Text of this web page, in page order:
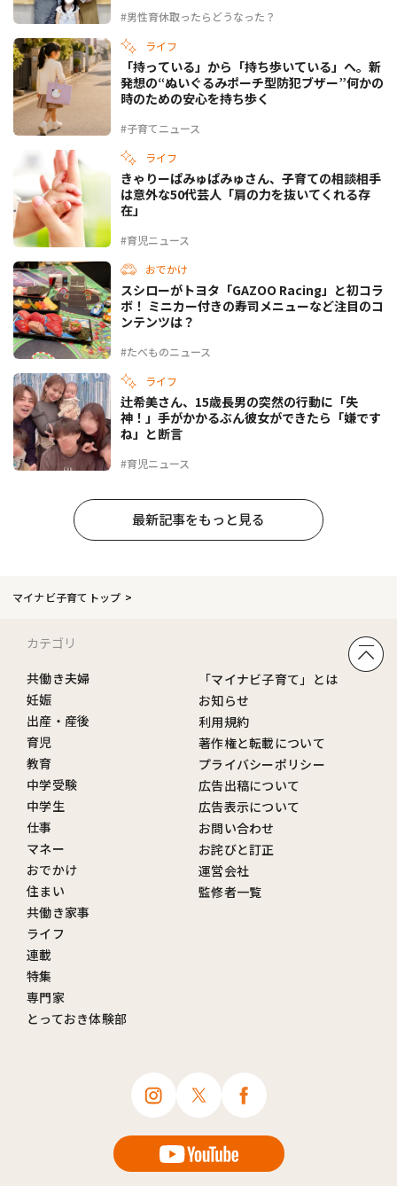
#男性育休取ったらどうなった？
ライフ
#子育てニュース
「持っている」から「持ち歩いている」へ。新
発想の“ぬいぐるみポーチ型防犯ブザー”何かの
時のための安心を持ち歩く
ライフ
#育児ニュース
きゃりーぱみゅぱみゅさん、子育ての相談相手
は意外な50代芸人「肩の力を抜いてくれる存
在」
おでかけ
#たべものニュース
スシローがトヨタ「GAZOO Racing」と初コラ
ボ！ ミニカー付きの寿司メニューなど注目のコ
ンテンツは？
ライフ
#育児ニュース
辻希美さん、15歳長男の突然の行動に「失
神！」手がかかるぶん彼女ができたら「嫌です
ね」と断言
最新記事をもっと見る
マイナビ子育てトップ
カテゴリ
共働き夫婦
妊娠
出産・産後
育児
教育
中学受験
中学生
仕事
マネー
おでかけ
住まい
共働き家事
ライフ
連載
特集
専門家
とっておき体験部
「マイナビ子育て」とは
お知らせ
利用規約
著作権と転載について
プライバシーポリシー
広告出稿について
広告表示について
お問い合わせ
お詫びと訂正
運営会社
監修者一覧